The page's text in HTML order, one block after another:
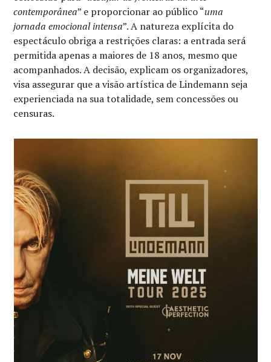
contemporânea” e proporcionar ao público “uma
jornada emocional intensa”. A natureza explícita do
espectáculo obriga a restrições claras: a entrada será
permitida apenas a maiores de 18 anos, mesmo que
acompanhados. A decisão, explicam os organizadores,
visa assegurar que a visão artística de Lindemann seja
experienciada na sua totalidade, sem concessões ou
censuras.